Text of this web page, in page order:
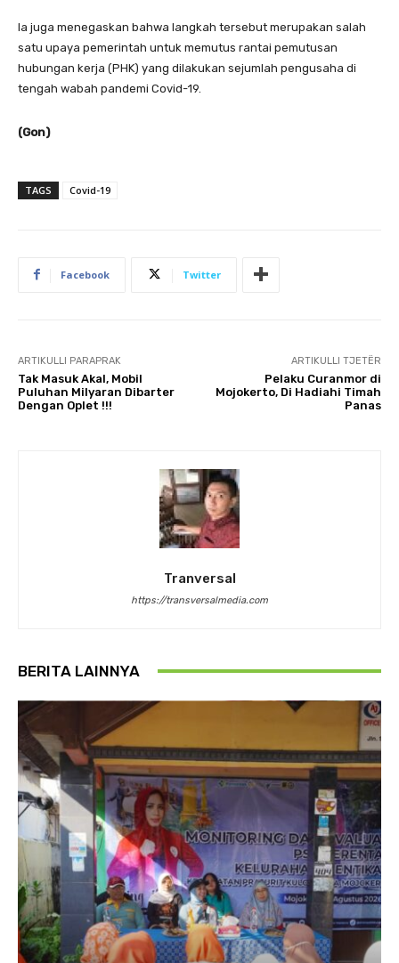
Ia juga menegaskan bahwa langkah tersebut merupakan salah
satu upaya pemerintah untuk memutus rantai pemutusan
hubungan kerja (PHK) yang dilakukan sejumlah pengusaha di
tengah wabah pandemi Covid-19.
(Gon)
TAGS Covid-19
Facebook Twitter
ARTIKULLI PARAPRAK
Tak Masuk Akal, Mobil
Puluhan Milyaran Dibarter
Dengan Oplet !!!
ARTIKULLI TJETËR
Pelaku Curanmor di
Mojokerto, Di Hadiahi Timah
Panas
Tranversal
https://transversalmedia.com
BERITA LAINNYA